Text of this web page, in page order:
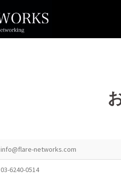
info@flare-networks.com
03-6240-0514